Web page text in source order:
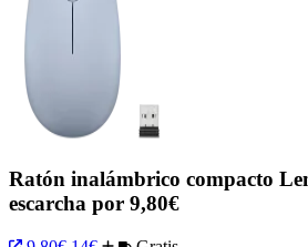
Ratón inalámbrico compacto
escarcha por 9,80€